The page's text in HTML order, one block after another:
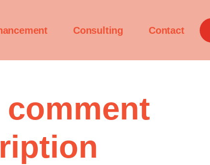
Consulting Contact
comment